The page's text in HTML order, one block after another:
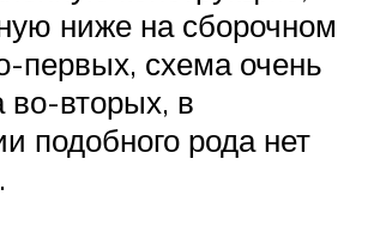
ниже на сборочном
первых, схема очень
во-вторых, в
подобного рода нет